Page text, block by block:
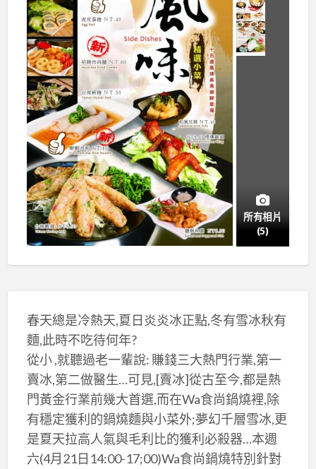
所有相片
(5)
春天總是冷熱天,夏日炎炎冰正點,冬有雪冰秋有
麵,此時不吃待何年?
從小 ,就聽過老一輩說: 賺錢三大熱門行業,第一
賣冰,第二做醫生…可見,[賣冰]從古至今,都是熱
門黃金行業前幾大首選,而在Wa食尚鍋燒裡,除
有穩定獲利的鍋燒麵與小菜外;夢幻千層雪冰,更
是夏天拉高人氣與毛利比的獲利必殺器…本週
六(4月21日14:00-17;00)Wa食尚鍋燒特別針對